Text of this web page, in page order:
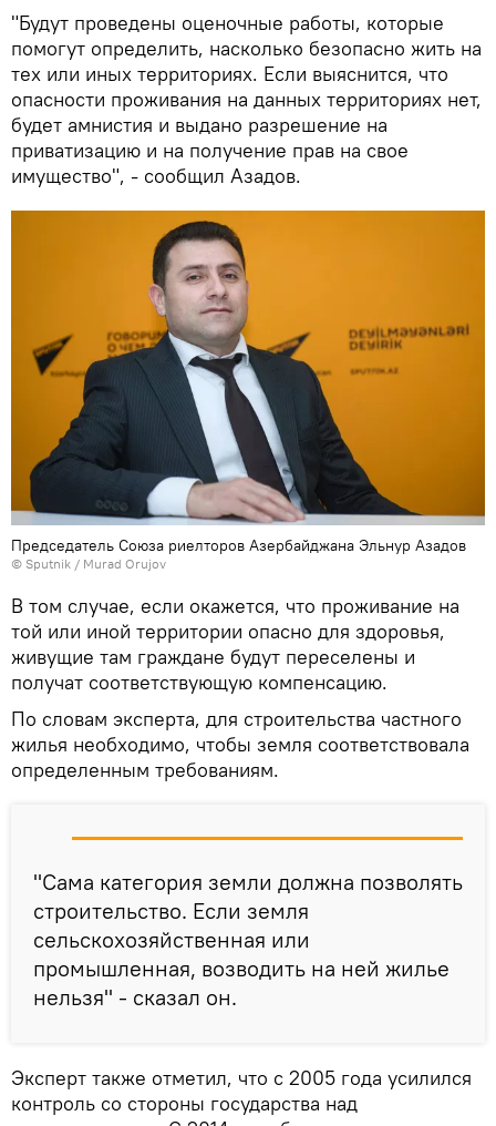
"Будут проведены оценочные работы, которые
помогут определить, насколько безопасно жить на
тех или иных территориях. Если выяснится, что
опасности проживания на данных территориях нет,
будет амнистия и выдано разрешение на
приватизацию и на получение прав на свое
имущество", - сообщил Азадов.
Председатель Союза риелторов Азербайджана Эльнур Азадов
© Sputnik / Murad Orujov
В том случае, если окажется, что проживание на
той или иной территории опасно для здоровья,
живущие там граждане будут переселены и
получат соответствующую компенсацию.
По словам эксперта, для строительства частного
жилья необходимо, чтобы земля соответствовала
определенным требованиям.
"Сама категория земли должна позволять
строительство. Если земля
сельскохозяйственная или
промышленная, возводить на ней жилье
нельзя" - сказал он.
Эксперт также отметил, что с 2005 года усилился
контроль со стороны государства над